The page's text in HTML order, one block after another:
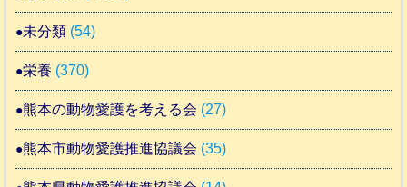
未分類 (54)
栄養 (370)
熊本の動物愛護を考える会 (27)
熊本市動物愛護推進協議会 (35)